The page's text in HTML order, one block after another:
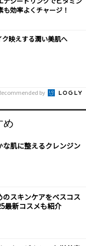
も効率よくチャージ！
映えする潤い美肌へ
by
め
肌に整えるクレンジン
のスキンケアをベスコス
最新コスメも紹介